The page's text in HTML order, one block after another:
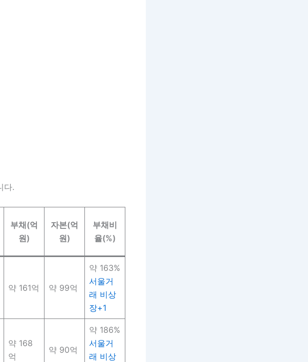
다.
부채(억
원)
자본(억
원)
부채비
율(%)
약 161억 약 99억
약 163%
서울거
래 비상
장+1
약 168
억
약 90억
약 186%
서울거
래 비상